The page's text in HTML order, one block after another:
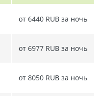
от 6440 RUB за ночь
от 6977 RUB за ночь
от 8050 RUB за ночь